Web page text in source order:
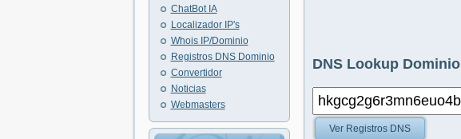
ChatBot IA
Localizador IP's
Whois IP/Dominio
Registros DNS Dominio
Convertidor
Noticias
Webmasters
DNS Lookup Dominio
Ver Registros DNS